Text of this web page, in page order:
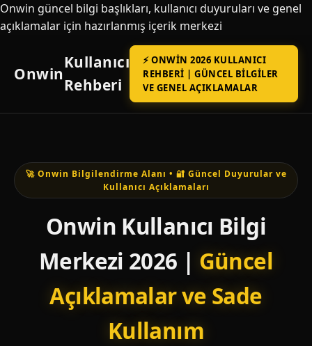
Onwin güncel bilgi başlıkları, kullanıcı duyuruları ve genel
açıklamalar için hazırlanmış içerik merkezi
Onwin
Kullanıcı
Rehberi
⚡ ONWIN 2026 KULLANICI
REHBERI | GÜNCEL BILGILER
VE GENEL AÇIKLAMALAR
🚀 Onwin Bilgilendirme Alanı • 🔐 Güncel Duyurular ve
Kullanıcı Açıklamaları
Onwin Kullanıcı Bilgi
Merkezi 2026 | Güncel
Açıklamalar ve Sade
Kullanım